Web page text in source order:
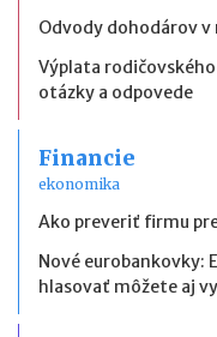
Odvody dohodárov v
Výplata
otázky a odpovede
Financie
ekonomika
Ako preveriť firmu
Nové eurobankovky:
hlasovať môžete aj vy